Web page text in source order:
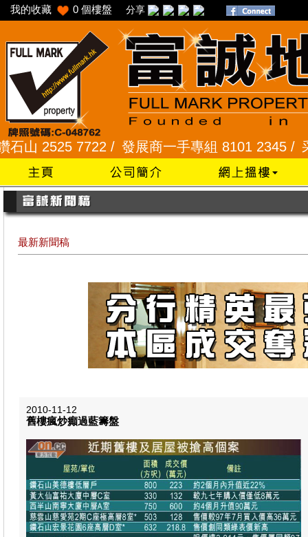
我的收藏 0 個樓盤 分享
2525 7722 /發展商一手專組 8101 2345 /采頣
最新新聞稿
2010-11-12
舊樓瘋炒癲過藍籌盤